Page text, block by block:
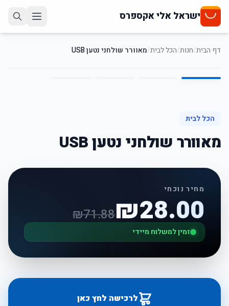
ישראל אלי אקספרס
דף הבית/חנות/הכל לבית/מאוורר שולחני נטען USB
1
/
4
הכל לבית
מאוורר שולחני נטען USB
מחיר נוכחי
₪28.00
₪71.88
זמין למשלוח מיידי
לרכישה לחץ כאן